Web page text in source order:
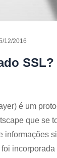
12/2016
SSL?
é um
que se
informações
foi